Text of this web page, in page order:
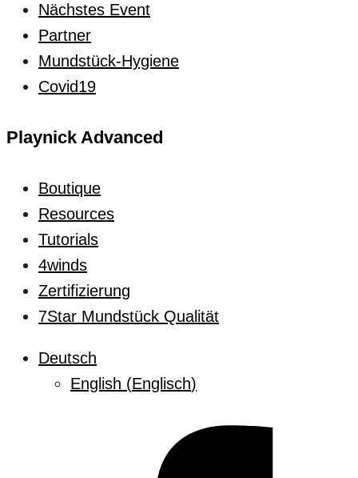
Nächstes Event
Partner
Mundstück-Hygiene
Covid19
Playnick Advanced
Boutique
Resources
Tutorials
4winds
Zertifizierung
7Star Mundstück Qualität
Deutsch
English (Englisch)